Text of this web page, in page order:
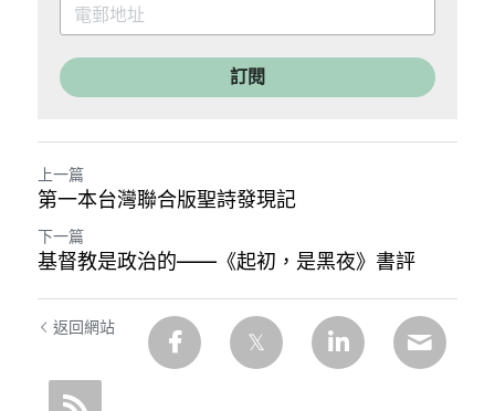
訂閱
上一篇
第一本台灣聯合版聖詩發現記
下一篇
基督教是政治的——《起初，是黑夜》書評
返回網站